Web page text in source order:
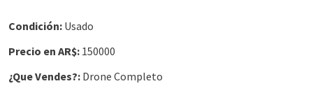
Condición: Usado
Precio en AR$: 150000
¿Que Vendes?: Drone Completo